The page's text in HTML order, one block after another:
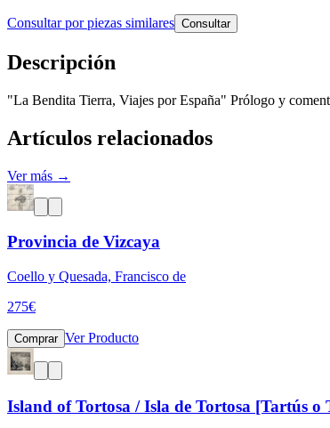
Consultar por piezas similares Consultar
Descripción
"La Bendita Tierra, Viajes por España" Prólogo y
Artículos relacionados
Ver más →
Provincia de Vizcaya
Coello y Quesada, Francisco de
275€
Comprar Ver Producto
Island of Tortosa / Isla de Tortosa [Tartús o